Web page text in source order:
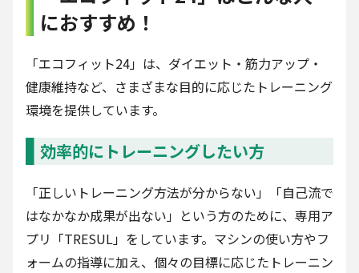
におすすめ！
「エコフィット24」は、ダイエット・筋力アップ・
健康維持など、さまざまな目的に応じたトレーニング
環境を提供しています。
効率的にトレーニングしたい方
「正しいトレーニング方法が分からない」「自己流で
はなかなか成果が出ない」という方のために、専用ア
プリ「TRESUL」をしています。マシンの使い方やフ
ォームの指導に加え、個々の目標に応じたトレーニン